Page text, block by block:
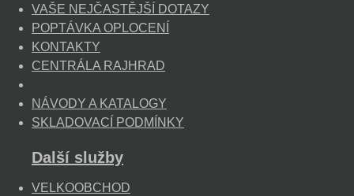
VAŠE NEJČASTĚJŠÍ DOTAZY
POPTÁVKA OPLOCENÍ
KONTAKTY
CENTRÁLA RAJHRAD
NÁVODY A KATALOGY
SKLADOVACÍ PODMÍNKY
Další služby
VELKOOBCHOD